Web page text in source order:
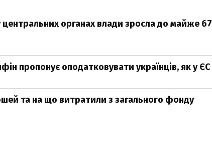
центральних органах влади зросла до майже 67
пропонує оподатковувати українців, як у ЄС
та на що витратили з загального фонду